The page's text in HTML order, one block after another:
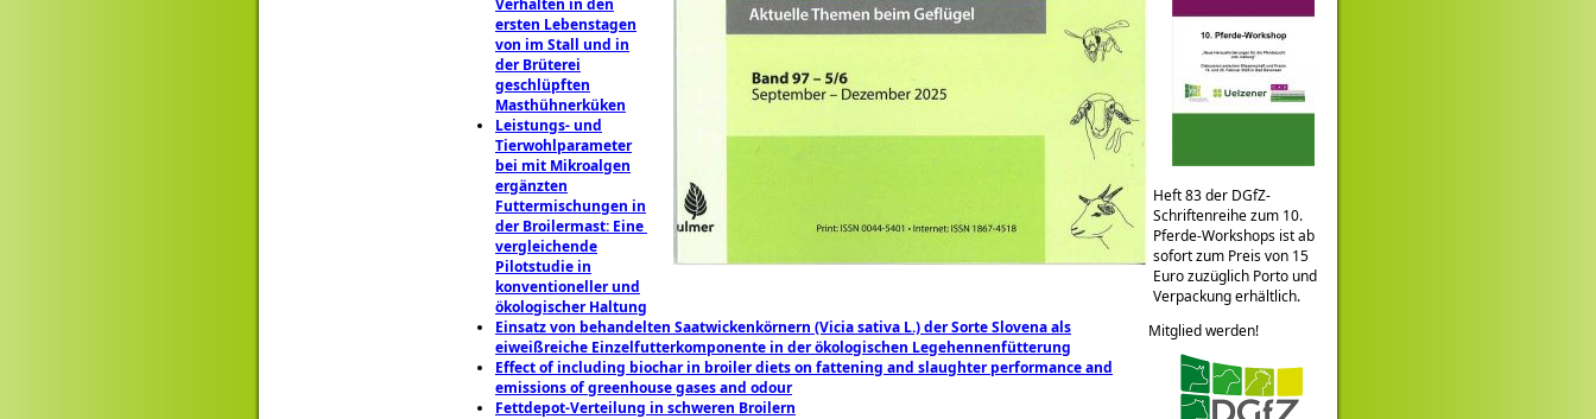
ersten Lebenstagen
von im Stall und in
der Brüterei
geschlüpften
Masthühnerküken
Leistungs- und
Tierwohlparameter
bei mit Mikroalgen
ergänzten
Futtermischungen in
der Broilermast: Eine ​
vergleichende
Pilotstudie in
konventioneller und
ökologischer Haltung
Einsatz von behandelten Saatwickenkörnern (Vicia sativa L.) der Sorte Slovena als
eiweißreiche ​Einzelfutterkomponente in der ökologischen ​Legehennenfütterung
Effect of including biochar in broiler diets on fattening and slaughter performance and
emissions of greenhouse gases and odour
Fettdepot-Verteilung in schweren Broilern
Heft 83 der DGfZ-
Schriftenreihe zum 10.
Pferde-Workshops ist ab
sofort zum Preis von 15
Euro zuzüglich Porto und
Verpackung erhältlich.
Mitglied werden!